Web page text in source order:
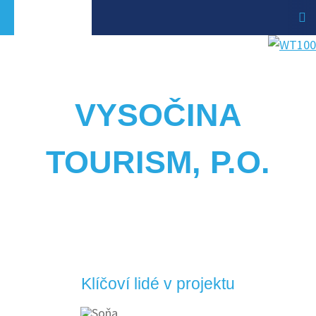
VYSOČINA
TOURISM, P.O.
Klíčoví lidé v projektu